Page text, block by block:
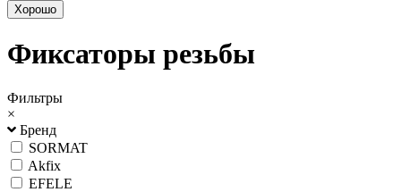
Хорошо
Фиксаторы резьбы
Фильтры
×
Бренд
SORMAT
Akfix
EFELE